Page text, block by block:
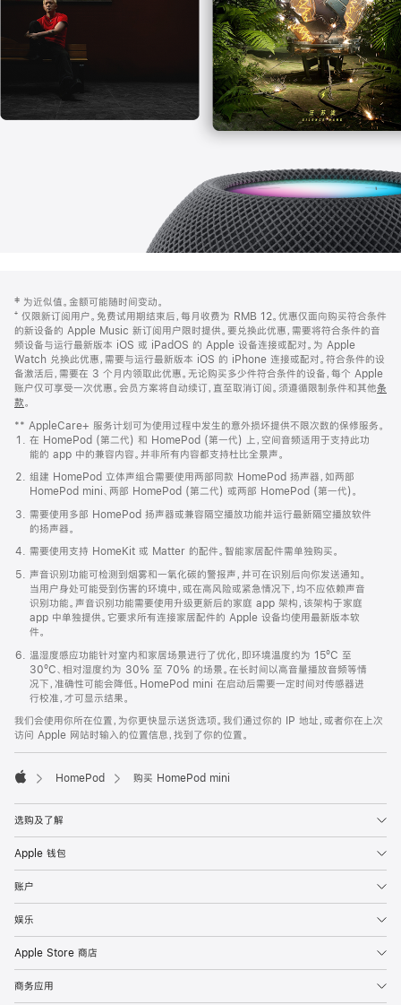
页
页
脚
注
‡ 为近似值。金额可能随时间变动。
⁺ 仅限新订阅用户。免费试用期结束后，每月收费为 RMB 12。优惠仅面向购买符合条件
的新设备的 Apple Music 新订阅用户限时提供。要兑换此优惠，需要将符合条件的音
频设备与运行最新版本 iOS 或 iPadOS 的 Apple 设备连接或配对。为 Apple
Watch 兑换此优惠，需要与运行最新版本 iOS 的 iPhone 连接或配对。符合条件的设
备激活后，需要在 3 个月内领取此优惠。无论购买多少件符合条件的设备，每个 Apple
账户仅可享受一次优惠。会员方案将自动续订，直至取消订阅。须遵循限制条件和其他条
款。
窗
口
中
打
开)
** AppleCare+ 服务计划可为使用过程中发生的意外损坏提供不限次数的保修服务。
在 HomePod (第二代) 和 HomePod (第一代) 上，空间音频适用于支持此功
能的 app 中的兼容内容。并非所有内容都支持杜比全景声。
组建 HomePod 立体声组合需要使用两部同款 HomePod 扬声器，如两部
HomePod mini、两部 HomePod (第二代) 或两部 HomePod (第一代)。
需要使用多部 HomePod 扬声器或兼容隔空播放功能并运行最新隔空播放软件
的扬声器。
需要使用支持 HomeKit 或 Matter 的配件。智能家居配件需单独购买。
声音识别功能可检测到烟雾和一氧化碳的警报声，并可在识别后向你发送通知。
当用户身处可能受到伤害的环境中，或在高风险或紧急情况下，均不应依赖声音
识别功能。声音识别功能需要使用升级更新后的家庭 app 架构，该架构于家庭
app 中单独提供。它要求所有连接家居配件的 Apple 设备均使用最新版本软
件。
温湿度感应功能针对室内和家居场景进行了优化，即环境温度约为 15ºC 至
30ºC、相对湿度约为 30% 至 70% 的场景。在长时间以高音量播放音频等情
况下，准确性可能会降低。HomePod mini 在启动后需要一定时间对传感器进
行校准，才可显示结果。
我们会使用你所在位置，为你更快显示送货选项。我们通过你的 IP 地址，或者你在上次
访问 Apple 网站时输入的位置信息，找到了你的位置。
HomePod 购买 HomePod mini
选购及了解
Apple 钱包
账户
娱乐
Apple Store 商店
商务应用